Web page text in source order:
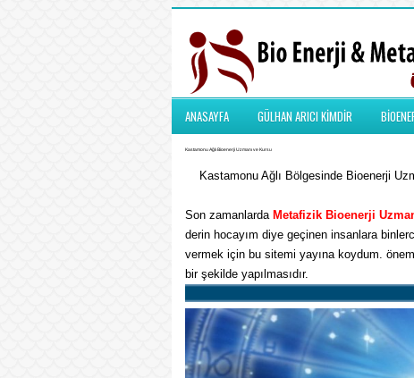
ANASAYFA GÜLHAN ARICI KİMDİR
Kastamonu Ağlı Bioenerji Uzmanı ve Kursu
Kastamonu Ağlı Bölgesinde Bioenerji
Son zamanlarda Metafizik Bioenerji
derin hocayım diye geçinen insanlara
vermek için bu sitemi yayına koydum.
bir şekilde yapılmasıdır.